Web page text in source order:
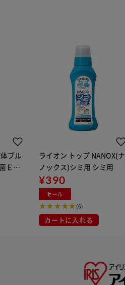
ブル
ＥＸ
ライオン トップ NANOX(ナ
ノックス)シミ用 シミ用
¥390
セール
(6)
カートに入れる